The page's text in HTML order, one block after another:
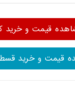
قیمت و خرید
قیمت و خرید